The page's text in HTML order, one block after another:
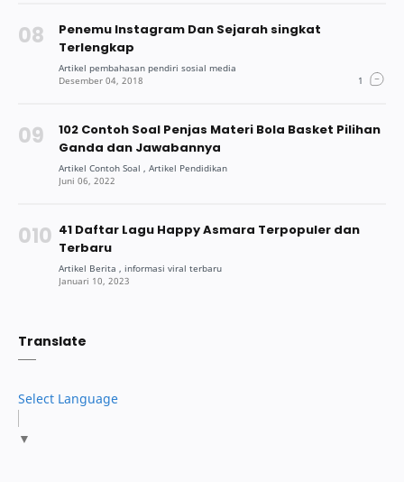
Penemu Instagram Dan Sejarah singkat
Terlengkap
102 Contoh Soal Penjas Materi Bola Basket Pilihan
Ganda dan Jawabannya
41 Daftar Lagu Happy Asmara Terpopuler dan
Terbaru
Translate
Select Language
▼